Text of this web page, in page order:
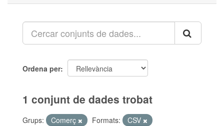
Ordena per
1 conjunt de dades trobat
Grups: Comerç Formats:
CSV